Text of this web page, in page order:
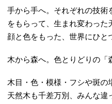
手から手へ。それぞれの技術
をもらって、生まれ変わっ
顔と色をもった、世界にひと
木から森へ。色とりどりの「
木目・色・模様・フシや斑の
天然木も千差万別、みんな違